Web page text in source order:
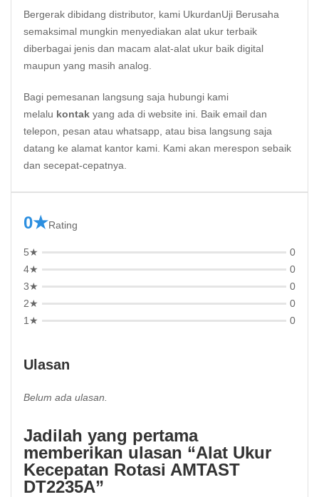
Bergerak dibidang distributor, kami UkurdanUji Berusaha
semaksimal mungkin menyediakan alat ukur terbaik
diberbagai jenis dan macam alat-alat ukur baik digital
maupun yang masih analog.
Bagi pemesanan langsung saja hubungi kami
melalu kontak yang ada di website ini. Baik email dan
telepon, pesan atau whatsapp, atau bisa langsung saja
datang ke alamat kantor kami. Kami akan merespon sebaik
dan secepat-cepatnya.
0★Rating
5★
0
4★
0
3★
0
2★
0
1★
0
Ulasan
Belum ada ulasan.
Jadilah yang pertama
memberikan ulasan “Alat Ukur
Kecepatan Rotasi AMTAST
DT2235A”